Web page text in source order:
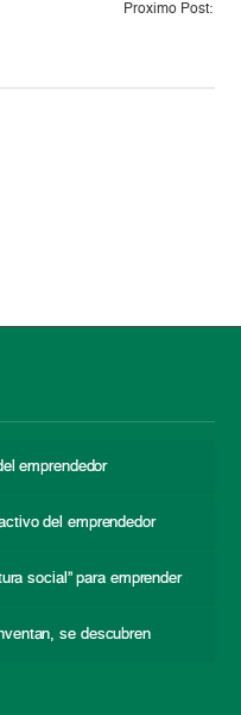
Proximo Post:
emprendedor
del emprendedor
social” para emprender
se descubren